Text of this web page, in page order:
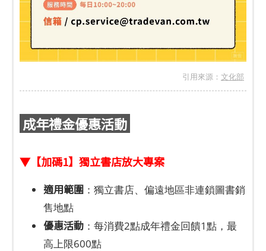
引用來源： 文化部
成年禮金優惠活動
▼【加碼1】獨立書店放大專案
適用範圍 ：獨立書店、偏遠地區非連鎖圖書銷
售地點
優惠活動 ：每消費2點成年禮金回饋1點，最
高上限600點